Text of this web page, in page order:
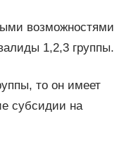
возможностями
1,2,3 группы.
то он имеет
субсидии на